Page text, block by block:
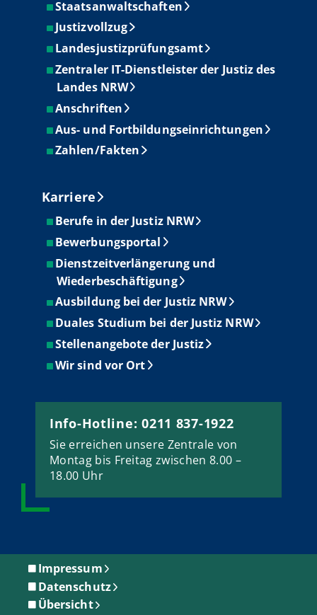
Staatsanwaltschaften
Justizvollzug
Landesjustizprüfungsamt
Zentraler IT-Dienstleister der Justiz des
Landes NRW
Anschriften
Aus- und Fortbildungseinrichtungen
Zahlen/Fakten
Karriere
Berufe in der Justiz NRW
Bewerbungsportal
Dienstzeitverlängerung und
Wiederbeschäftigung
Ausbildung bei der Justiz NRW
Duales Studium bei der Justiz NRW
Stellenangebote der Justiz
Wir sind vor Ort
Info-Hotline: 0211 837-1922
Sie erreichen unsere Zentrale von
Montag bis Freitag zwischen 8.00 –
18.00 Uhr
Impressum
Datenschutz
Übersicht